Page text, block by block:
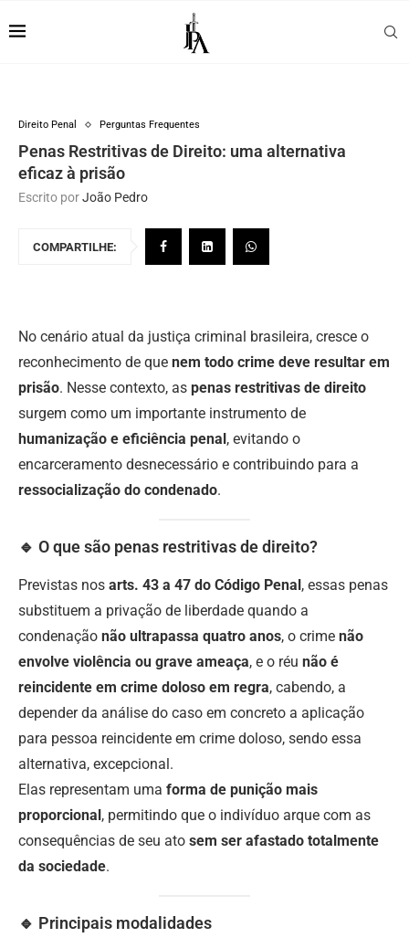
Direito Penal Perguntas Frequentes
Penas Restritivas de Direito: uma alternativa
eficaz à prisão
Escrito porJoão Pedro
COMPARTILHE:
No cenário atual da justiça criminal brasileira, cresce o
reconhecimento de que nem todo crime deve resultar em
prisão. Nesse contexto, as penas restritivas de direito
surgem como um importante instrumento de
humanização e eficiência penal, evitando o
encarceramento desnecessário e contribuindo para a
ressocialização do condenado.
🔹 O que são penas restritivas de direito?
Previstas nos arts. 43 a 47 do Código Penal, essas penas
substituem a privação de liberdade quando a
condenação não ultrapassa quatro anos, o crime não
envolve violência ou grave ameaça, e o réu não é
reincidente em crime doloso em regra, cabendo, a
depender da análise do caso em concreto a aplicação
para pessoa reincidente em crime doloso, sendo essa
alternativa, excepcional.
Elas representam uma forma de punição mais
proporcional, permitindo que o indivíduo arque com as
consequências de seu ato sem ser afastado totalmente
da sociedade.
🔹 Principais modalidades